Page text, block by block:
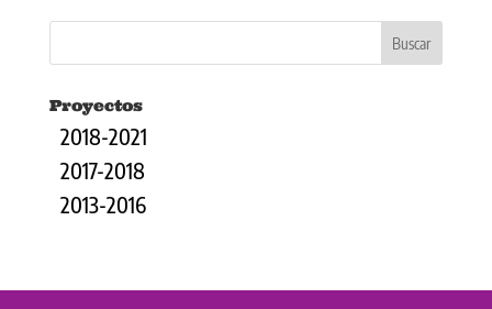
Proyectos
2018-2021
2017-2018
2013-2016